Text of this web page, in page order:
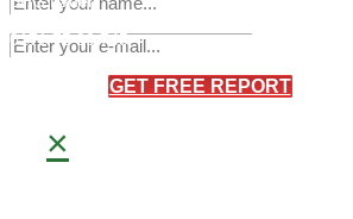
GET FREE REPORT
×
Sandro Bretschneider
0171 75 90 745
×